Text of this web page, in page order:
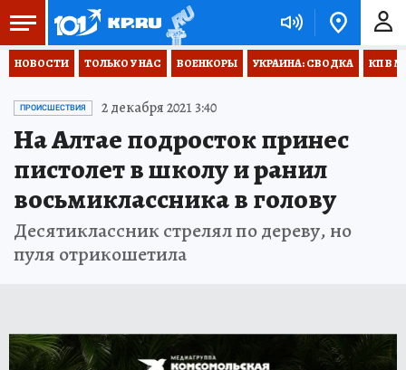
НОВОСТИ ТОЛЬКО У НАС ВОЕНКОРЫ УКРАИНА: СВОДКА КП В
ПРОИСШЕСТВИЯ 2 декабря 2021 3:40
На Алтае подросток принес
пистолет в школу и ранил
восьмиклассника в голову
Десятиклассник стрелял по дереву, но
пуля отрикошетила